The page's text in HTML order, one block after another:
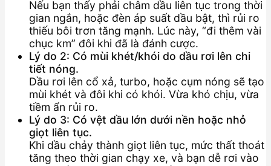
Nếu bạn thấy phải châm dầu liên tục trong thời
gian ngắn, hoặc đèn áp suất dầu bật, thì rủi ro
thiếu bôi trơn tăng mạnh. Lúc này, “đi thêm vài
chục km” đôi khi đã là đánh cược.
Lý do 2: Có mùi khét/khói do dầu rơi lên chi
tiết nóng.
Dầu rơi lên cổ xả, turbo, hoặc cụm nóng sẽ tạo
mùi khét và đôi khi có khói. Vừa khó chịu, vừa
tiềm ẩn rủi ro.
Lý do 3: Có vệt dầu lớn dưới nền hoặc nhỏ
giọt liên tục.
Khi dầu chảy thành giọt liên tục, mức thất thoát
tăng theo thời gian chạy xe, và bạn dễ rơi vào